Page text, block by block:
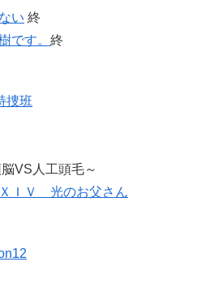
い 終
です。 終
捜班
VS人工頭毛～
ＩＶ 光のお父さん